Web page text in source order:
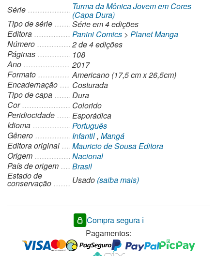
Série Turma da Mônica Jovem em Cores
(Capa Dura)
Tipo de série Sérieem 4 edições
Editora
Panini Comics > Planet Manga
Número
2 de 4 edições
Páginas
108
Ano
2017
Formato
Americano (17,5 cm x 26,5cm)
Encadernação
Costurada
Tipo de capa
Dura
Cor
Colorido
Peridiocidade
Esporádica
Idioma
Português
Gênero
Infantil, Mangá
Editora original
Mauricio de Sousa Editora
Origem
Nacional
País de origem
Brasil
Estado de
conservação Usado (saiba mais)
Compra segura ℹ️
Pagamentos: